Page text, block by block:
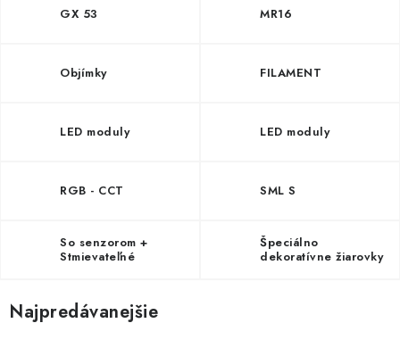
O NÁS - MEGALED & JANTON ZÁKAMENNÉ
Moja objednávka
GX 53 MR16
Objímky FILAMENT
LED moduly LED moduly
RGB - CCT SML S
So senzorom +
Stmievateľné
Špeciálno
dekoratívne žiarovky
Najpredávanejšie